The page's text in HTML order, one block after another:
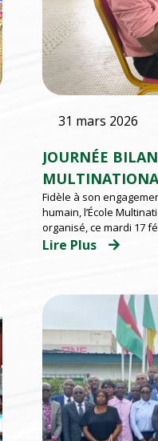
31 mars 2026
JOURNÉE
(EMSP)
Fidèle à son
humain, l’École
organisé, ce mardi 17
Lire Plus